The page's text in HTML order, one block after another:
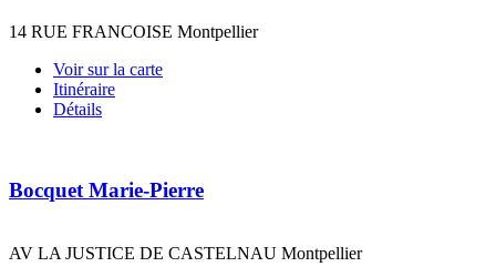
14 RUE FRANCOISE Montpellier
Voir sur la carte
Itinéraire
Détails
Bocquet Marie-Pierre
AV LA JUSTICE DE CASTELNAU Montpellier